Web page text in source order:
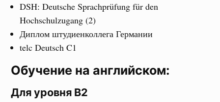
DSH: Deutsche Sprachprüfung für den
Hochschulzugang (2)
Диплом штудиенколлега Германии
telc Deutsch C1
Обучение на английском:
Для уровня В2